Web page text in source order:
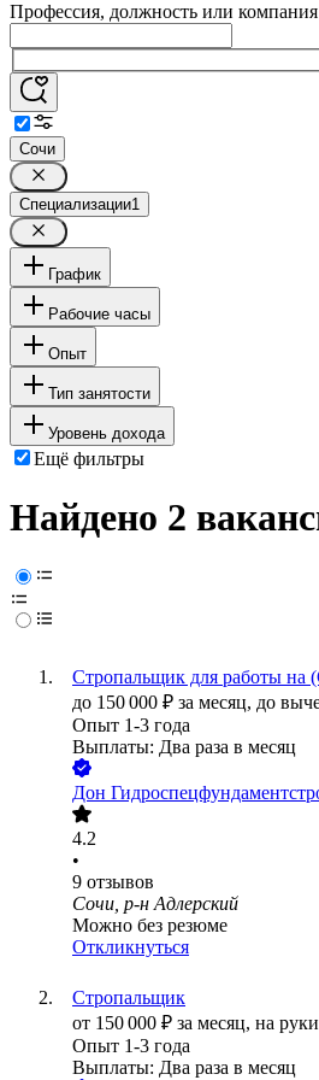
Профессия, должность или компания
Сочи
Специализации1
График
Рабочие часы
Опыт
Тип занятости
Уровень дохода
Ещё фильтры
Найдено 2
Стропальщик для работы
до 150 000 ₽ за месяц, до
Опыт 1-3 года
Выплаты: Два раза в месяц
Дон
4.2
•
9 отзывов
Сочи, р-н Адлерский
Можно без резюме
Откликнуться
Стропальщик
от 150 000 ₽ за месяц, на руки
Опыт 1-3 года
Выплаты: Два раза в месяц